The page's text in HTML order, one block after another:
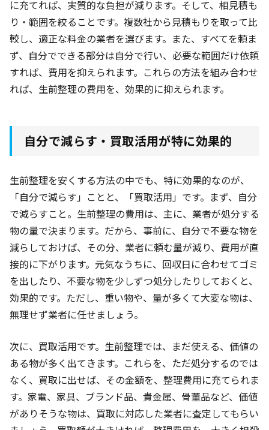
に充てれば、実質的な負担が減ります。そして、相見積も
り・範囲を絞ることです。複数社から見積もりを取って比
較し、適正な料金の業者を選びます。また、すべてを頼ま
ず、自分でできる部分は自分で行い、必要な範囲だけ依頼
すれば、費用を抑えられます。これらの方法を組み合わせ
れば、生前整理の費用を、効果的に抑えられます。
自分で減らす・買取活用が特に効果的
生前整理を安くする方法の中でも、特に効果的なのが、
「自分で減らす」ことと、「買取活用」です。まず、自分
で減らすこと。生前整理の費用は、主に、業者が処分する
物の量で決まります。だから、事前に、自分で不要な物を
減らしておけば、その分、業者に頼む量が減り、費用が直
接的に下がります。元気なうちに、回収日に合わせてゴミ
を出したり、不要な物を少しずつ処分したりしておくと、
効果的です。ただし、重い物や、量が多くて大変な物は、
無理せず業者に任せましょう。
次に、買取活用です。生前整理では、まだ使える、価値の
ある物が多く出てきます。これらを、ただ処分するのでは
なく、買取に出せば、その金額を、整理費用に充てられま
す。家電、家具、ブランド品、貴金属、骨董品など、価値
がありそうな物は、買取に対応した業者に査定してもらい